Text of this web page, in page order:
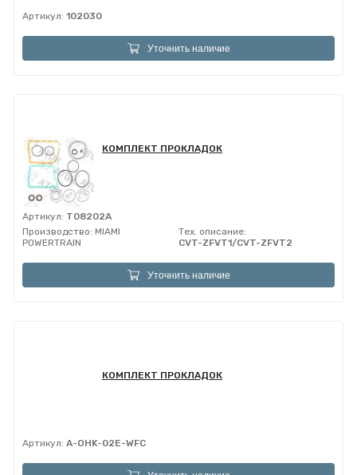
Артикул: 102030
Уточнить наличие
КОМПЛЕКТ ПРОКЛАДОК
Артикул: T08202A
Производство: MIAMI
POWERTRAIN
Тех. описание:
CVT-ZFVT1/CVT-ZFVT2
Уточнить наличие
КОМПЛЕКТ ПРОКЛАДОК
Артикул: A-OHK-02E-WFC